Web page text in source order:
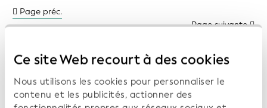
Ce site Web recourt à des cookies
Nous utilisons les cookies pour personnaliser le
contenu et les publicités, actionner des
Page préc.
Page suivante
Communiqués de presse précédents: